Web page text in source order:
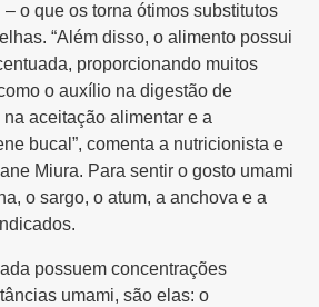
o que os torna ótimos substitutos
“Além disso, o alimento possui
proporcionando muitos
o auxílio na digestão de
aceitação alimentar e a
bucal”, comenta a nutricionista e
Miura. Para sentir o gosto umami
o sargo, o atum, a anchova e a
possuem concentrações
umami, são elas: o